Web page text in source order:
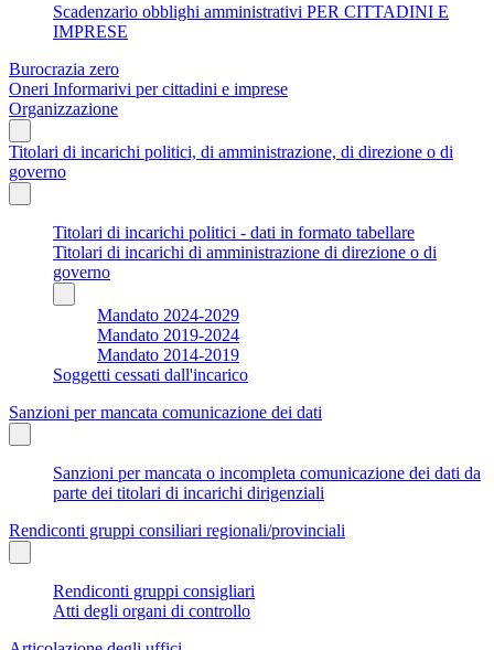
Scadenzario obblighi amministrativi PER CITTADINI E
IMPRESE
Burocrazia zero
Oneri Informarivi per cittadini e imprese
Organizzazione
Titolari di incarichi politici, di amministrazione, di direzione o di
governo
Titolari di incarichi politici - dati in formato tabellare
Titolari di incarichi di amministrazione di direzione o di
governo
Mandato 2024-2029
Mandato 2019-2024
Mandato 2014-2019
Soggetti cessati dall'incarico
Sanzioni per mancata comunicazione dei dati
Sanzioni per mancata o incompleta comunicazione dei dati da
parte dei titolari di incarichi dirigenziali
Rendiconti gruppi consiliari regionali/provinciali
Rendiconti gruppi consigliari
Atti degli organi di controllo